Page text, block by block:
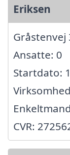
Eriksen
Gråstenvej
Ansatte: 0
Startdato:
CVR: